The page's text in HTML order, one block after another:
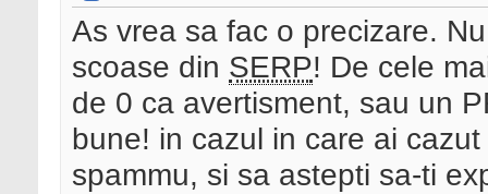
As vrea sa fac o precizare.
scoase din SERP! De cele
de 0 ca avertisment, sau un
bune! in cazul in care ai
spammu, si sa astepti sa-ti